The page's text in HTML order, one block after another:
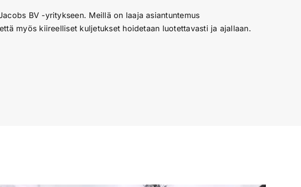
BV -yritykseen. Meillä on laaja asiantuntemus
myös kiireelliset kuljetukset hoidetaan luotettavasti ja ajallaan.